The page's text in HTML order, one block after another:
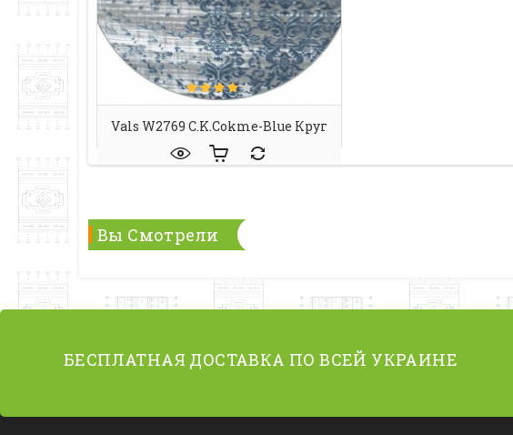
Vals W2769 C.k.cokme-Blue Круг
Вы Смотрели
БЕСПЛАТНАЯ ДОСТАВКА ПО ВСЕЙ УКРАИНЕ